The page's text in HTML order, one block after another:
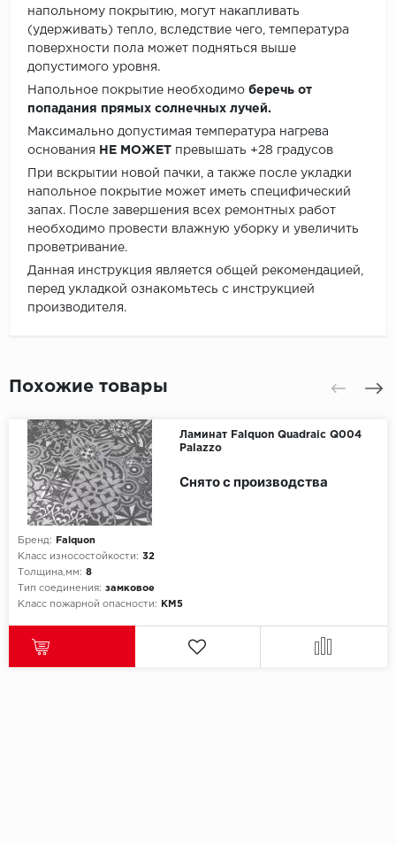
напольному покрытию, могут накапливать
(удерживать) тепло, вследствие чего, температура
поверхности пола может подняться выше
допустимого уровня.
Напольное покрытие необходимо беречь от
попадания прямых солнечных лучей.
Максимально допустимая температура нагрева
основания
НЕ МОЖЕТ превышать +28 градусов
При вскрытии новой пачки, а также после укладки
напольное покрытие может иметь специфический
запах. После завершения всех ремонтных работ
необходимо провести влажную уборку и увеличить
проветривание.
Данная инструкция является общей рекомендацией,
перед укладкой ознакомьтесь с инструкцией
производителя.
Похожие товары
Ламинат Falquon Quadraic Q004
Palazzo
Бренд:
Falquon
Класс износостойкости: 32
Толщина,мм: 8
Тип соединения: замковое
Класс пожарной опасности:
КМ5
Снято с производства